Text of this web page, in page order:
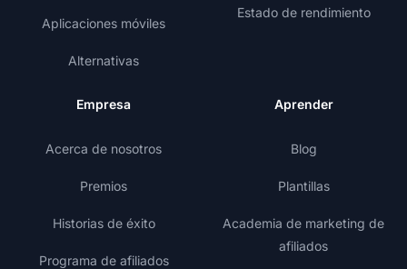
Aplicaciones móviles
Alternativas
Estado de rendimiento
Empresa
Acerca de nosotros
Premios
Historias de éxito
Programa de afiliados
Aprender
Blog
Plantillas
Academia de marketing de
afiliados